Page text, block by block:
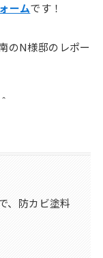
ームです！
のN様邸のレポー
、防カビ塗料